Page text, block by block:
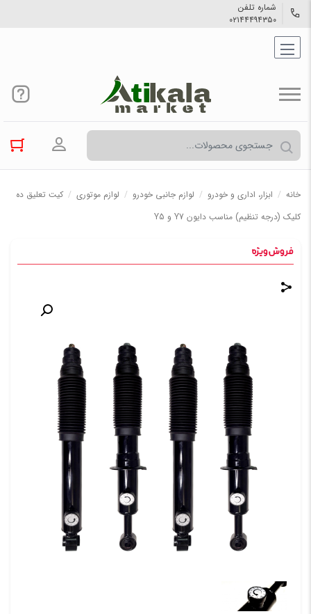
شماره تلفن
۰۲۱۴۴۴۹۴۳۵۰
ورود به
خانه / ابزار، اداری و خودرو / لوازم جانبی خودرو / لوازم موتوری / کیت تعلیق ده
کلیک (درجه تنظیم) مناسب دایون Y7 و Y5